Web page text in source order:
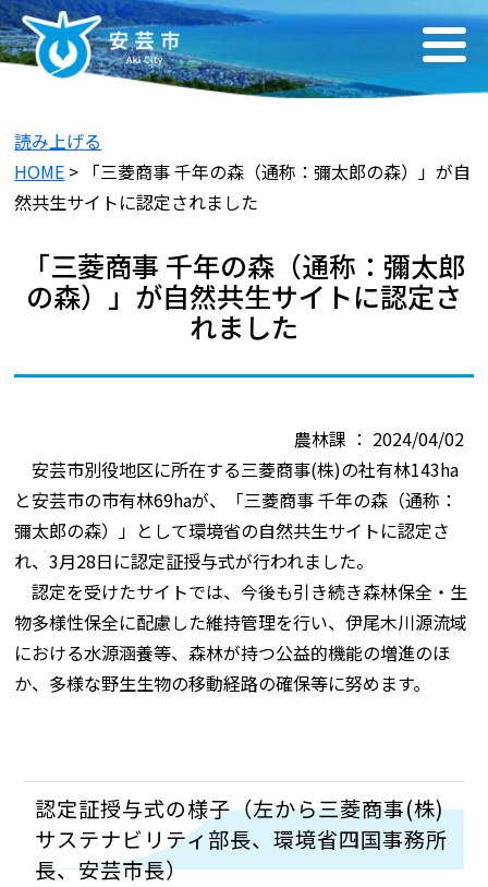
読み上げる
HOME > 「三菱商事 千年の森（通称：彌太郎の森）」が自
然共生サイトに認定されました
「三菱商事 千年の森（通称：彌太郎
の森）」が自然共生サイトに認定さ
れました
農林課 ： 2024/04/02
安芸市別役地区に所在する三菱商事(株)の社有林143ha
と安芸市の市有林69haが、「三菱商事 千年の森（通称：
彌太郎の森）」として環境省の自然共生サイトに認定さ
れ、3月28日に認定証授与式が行われました。
認定を受けたサイトでは、今後も引き続き森林保全・生
物多様性保全に配慮した維持管理を行い、伊尾木川源流域
における水源涵養等、森林が持つ公益的機能の増進のほ
か、多様な野生生物の移動経路の確保等に努めます。
認定証授与式の様子（左から三菱商事(株)
サステナビリティ部長、環境省四国事務所
長、安芸市長）